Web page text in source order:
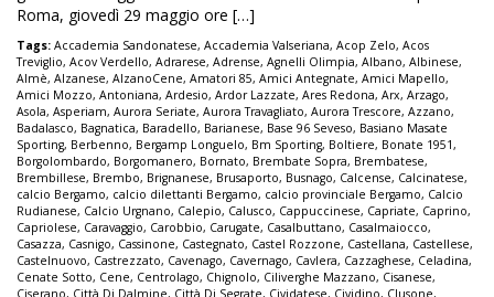
Roma, giovedì 29 maggio ore […]
Tags: Accademia Sandonatese, Accademia Valseriana, Acop Zelo, Acos
Treviglio, Acov Verdello, Adrarese, Adrense, Agnelli Olimpia, Albano, Albinese,
Almè, Alzanese, AlzanoCene, Amatori 85, Amici Antegnate, Amici Mapello,
Amici Mozzo, Antoniana, Ardesio, Ardor Lazzate, Ares Redona, Arx, Arzago,
Asola, Asperiam, Aurora Seriate, Aurora Travagliato, Aurora Trescore, Azzano,
Badalasco, Bagnatica, Baradello, Barianese, Base 96 Seveso, Basiano Masate
Sporting, Berbenno, Bergamp Longuelo, Bm Sporting, Boltiere, Bonate 1951,
Borgolombardo, Borgomanero, Bornato, Brembate Sopra, Brembatese,
Brembillese, Brembo, Brignanese, Brusaporto, Busnago, Calcense, Calcinatese,
calcio Bergamo, calcio dilettanti Bergamo, calcio provinciale Bergamo, Calcio
Rudianese, Calcio Urgnano, Calepio, Calusco, Cappuccinese, Capriate, Caprino,
Capriolese, Caravaggio, Carobbio, Carugate, Casalbuttano, Casalmaiocco,
Casazza, Casnigo, Cassinone, Castegnato, Castel Rozzone, Castellana, Castellese,
Castelnuovo, Castrezzato, Cavenago, Cavernago, Cavlera, Cazzaghese, Celadina,
Cenate Sotto, Cene, Centrolago, Chignolo, Ciliverghe Mazzano, Cisanese,
Ciserano, Città Di Dalmine, Città Di Segrate, Cividatese, Cividino, Clusone,